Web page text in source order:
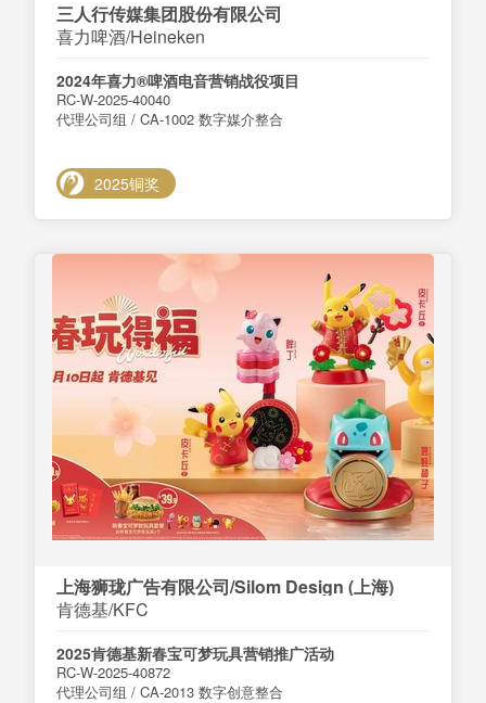
三人行传媒集团股份有限公司
喜力啤酒/Heineken
2024年喜力®啤酒电音营销战役项目
RC-W-2025-40040
代理公司组 / CA-1002 数字媒介整合
2025铜奖
上海狮珑广告有限公司/Silom Design (上海)
肯德基/KFC
2025肯德基新春宝可梦玩具营销推广活动
RC-W-2025-40872
代理公司组 / CA-2013 数字创意整合